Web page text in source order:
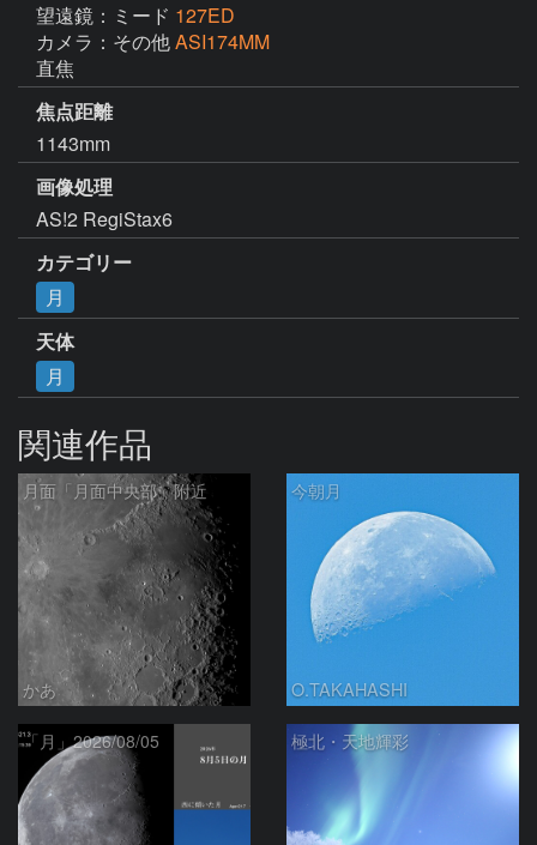
望遠鏡：ミード 127ED
カメラ：その他ASI174MM
直焦
焦点距離
1143mm
画像処理
AS!2 RegiStax6
カテゴリー
月
天体
月
関連作品
月面「月面中央部」附近
かあ
今朝月
O.TAKAHASHI
「月」2026/08/05 極北・天地輝彩